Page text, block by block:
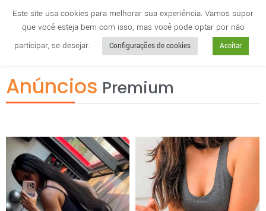
Cidade anuncie
Anúncios Premium
Este site usa cookies para melhorar sua experiência. Vamos supor
que você esteja bem com isso, mas você pode optar por não
participar, se desejar.
Configurações de cookies Aceitar